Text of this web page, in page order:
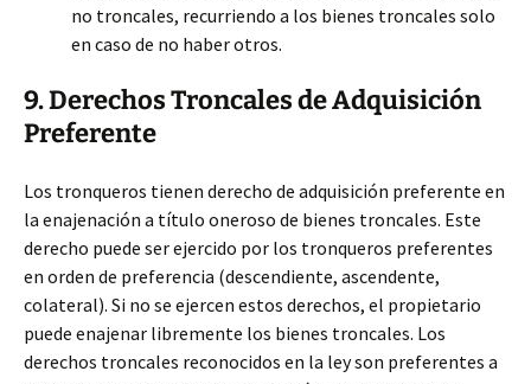
no troncales, recurriendo a los bienes troncales solo
en caso de no haber otros.
9. Derechos Troncales de Adquisición
Preferente
Los tronqueros tienen derecho de adquisición preferente en
la enajenación a título oneroso de bienes troncales. Este
derecho puede ser ejercido por los tronqueros preferentes
en orden de preferencia (descendiente, ascendente,
colateral). Si no se ejercen estos derechos, el propietario
puede enajenar libremente los bienes troncales. Los
derechos troncales reconocidos en la ley son preferentes a